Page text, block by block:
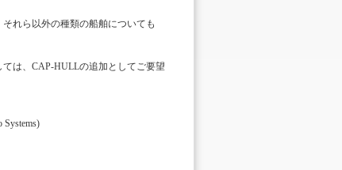
れら以外の種類の船舶についても
は、CAP-HULLの追加としてご要望
Systems)